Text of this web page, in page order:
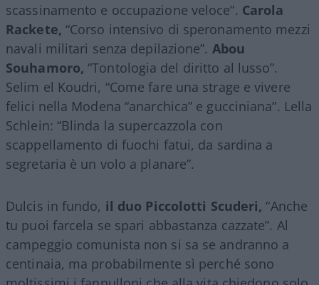
scassinamento e occupazione veloce”. Carola
Rackete, “Corso intensivo di speronamento mezzi
navali militari senza depilazione”. Abou
Souhamoro, “Tontologia del diritto al lusso”.
Selim el Koudri, “Come fare una strage e vivere
felici nella Modena “anarchica” e gucciniana”. Lella
Schlein: “Blinda la supercazzola con
scappellamento di fuochi fatui, da sardina a
segretaria è un volo a planare”.
Dulcis in fundo, il duo Piccolotti Scuderi, “Anche
tu puoi farcela se spari abbastanza cazzate”. Al
campeggio comunista non si sa se andranno a
centinaia, ma probabilmente sì perché sono